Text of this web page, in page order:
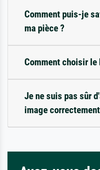
Comment puis-je
ma pièce ?
Comment choisir le
Je ne suis pas sûr
image